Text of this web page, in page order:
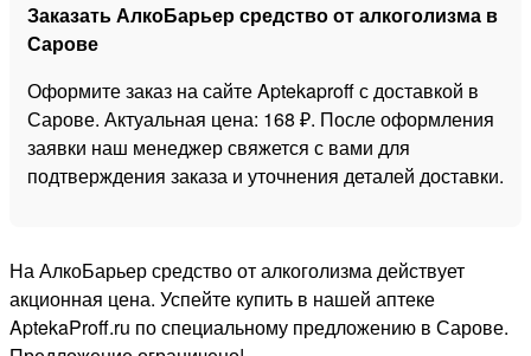
Заказать АлкоБарьер средство от алкоголизма в
Сарове
Оформите заказ на сайте Aptekaproff с доставкой в
Сарове. Актуальная цена: 168 ₽. После оформления
заявки наш менеджер свяжется с вами для
подтверждения заказа и уточнения деталей доставки.
На АлкоБарьер средство от алкоголизма действует
акционная цена. Успейте купить в нашей аптеке
AptekaProff.ru по специальному предложению в Сарове.